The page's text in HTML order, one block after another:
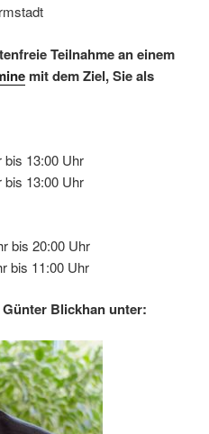
Teilnahme an einem
mit dem Ziel, Sie als
bis 13:00 Uhr
bis 13:00 Uhr
bis 20:00 Uhr
bis 11:00 Uhr
Blickhan unter: